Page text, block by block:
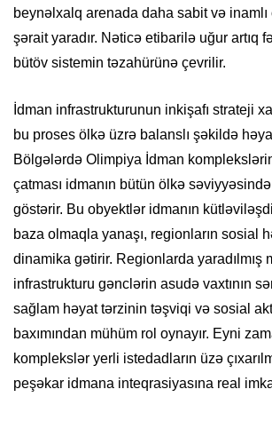
beynəlxalq arenada daha sabit və inamlı
şərait yaradır. Nəticə etibarilə uğur artıq
bütöv sistemin təzahürünə çevrilir.
İdman infrastrukturunun inkişafı strateji
bu proses ölkə üzrə balanslı şəkildə
Bölgələrdə Olimpiya İdman
çatması idmanın bütün ölkə
göstərir. Bu obyektlər idmanın
baza olmaqla yanaşı, regionların sosial
dinamika gətirir. Regionlarda yaradılmış
infrastrukturu gənclərin asudə vaxtının
sağlam həyat tərzinin təşviqi və sosial
baxımından mühüm rol oynayır. Eyni
komplekslər yerli istedadların üzə
peşəkar idmana inteqrasiyasına real